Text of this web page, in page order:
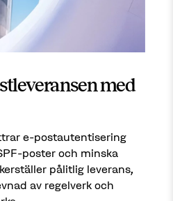
med
e-postautentisering
poster och minska
pålitlig leverans,
av regelverk och